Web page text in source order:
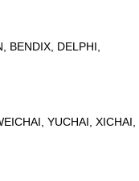
BENDIX, DELPHI,
YUCHAI, XICHAI,